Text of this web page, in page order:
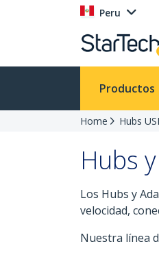
Peru
Productos
Home Hubs
Hubs
Los Hubs y
velocidad,
Nuestra línea